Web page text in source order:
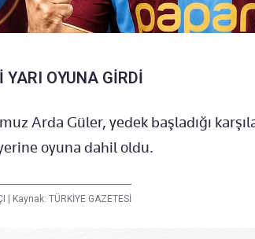
YARI OYUNA GİRDİ
Arda Güler, yedek başladığı
oyuna dahil oldu.
| Kaynak: TÜRKİYE GAZETESİ